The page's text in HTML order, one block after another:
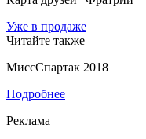
Уже в продаже
Читайте также
МиссСпартак 2018
Подробнее
Реклама